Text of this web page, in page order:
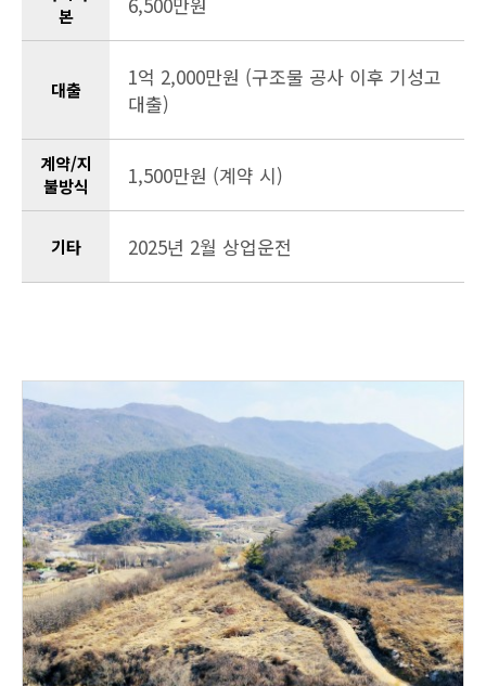
본
대출
1억 2,000만원 (구조물 공사 이후 기성고
대출)
계약/지
불방식
1,500만원 (계약 시)
기타 2025년 2월 상업운전